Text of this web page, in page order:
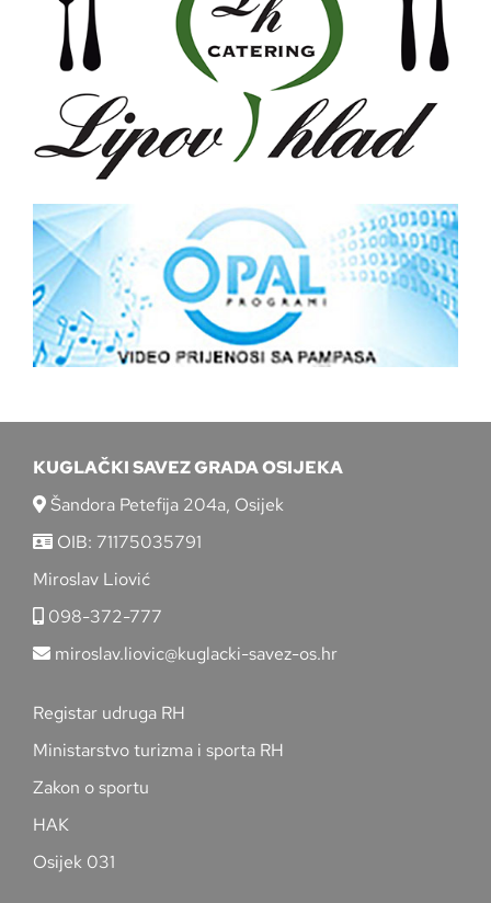
KUGLAČKI SAVEZ GRADA OSIJEKA
Šandora Petefija 204a, Osijek
OIB: 71175035791
Miroslav Liović
098-372-777
miroslav.liovic@kuglacki-savez-os.hr
Registar udruga RH
Ministarstvo turizma i sporta RH
Zakon o sportu
HAK
Osijek 031